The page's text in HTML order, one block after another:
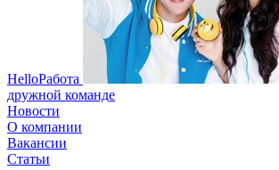
HelloРабота
дружной команде
Новости
О компании
Вакансии
Статьи